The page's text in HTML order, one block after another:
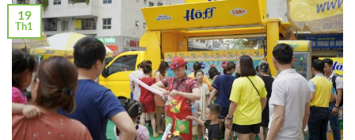
19
Th1